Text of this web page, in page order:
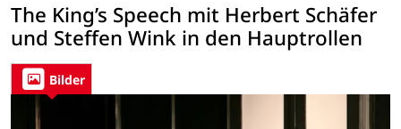
The King’s Speech mit Herbert Schäfer
und Steffen Wink in den Hauptrollen
Bilder